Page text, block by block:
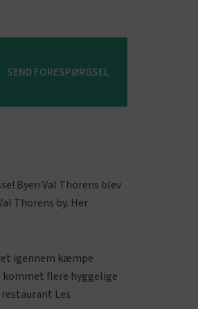
SEND FORESPØRGSEL
Byen Val Thorens blev
Thorens by. Her
igennem kæmpe
kommet flere hyggelige
Les